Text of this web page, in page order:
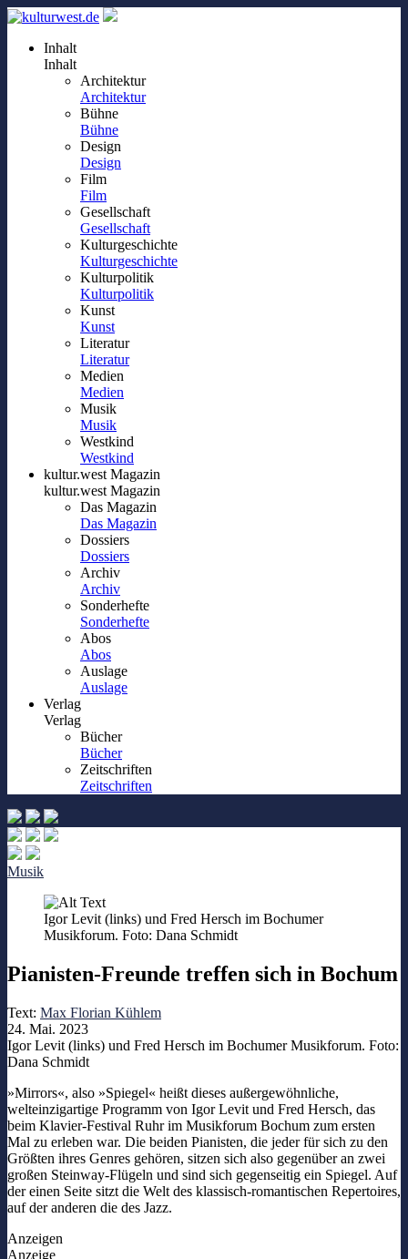
Inhalt
Inhalt
Architektur
Architektur
Bühne
Bühne
Design
Design
Film
Film
Gesellschaft
Gesellschaft
Kulturgeschichte
Kulturgeschichte
Kulturpolitik
Kulturpolitik
Kunst
Kunst
Literatur
Literatur
Medien
Medien
Musik
Musik
Westkind
Westkind
kultur.west Magazin
kultur.west Magazin
Das Magazin
Das Magazin
Dossiers
Dossiers
Archiv
Archiv
Sonderhefte
Sonderhefte
Abos
Abos
Auslage
Auslage
Verlag
Verlag
Bücher
Bücher
Zeitschriften
Zeitschriften
Musik
Igor Levit (links) und Fred Hersch im Bochumer
Musikforum. Foto: Dana Schmidt
Pianisten-Freunde treffen sich in Bochum
Text: Max Florian Kühlem
24. Mai. 2023
Igor Levit (links) und Fred Hersch im Bochumer Musikforum. Foto:
Dana Schmidt
»Mirrors«, also »Spiegel« heißt dieses außergewöhnliche,
welteinzigartige Programm von Igor Levit und Fred Hersch, das
beim Klavier-Festival Ruhr im Musikforum Bochum zum ersten
Mal zu erleben war. Die beiden Pianisten, die jeder für sich zu den
Größten ihres Genres gehören, sitzen sich also gegenüber an zwei
großen Steinway-Flügeln und sind sich gegenseitig ein Spiegel. Auf
der einen Seite sitzt die Welt des klassisch-romantischen Repertoires,
auf der anderen die des Jazz.
Anzeigen
Anzeige